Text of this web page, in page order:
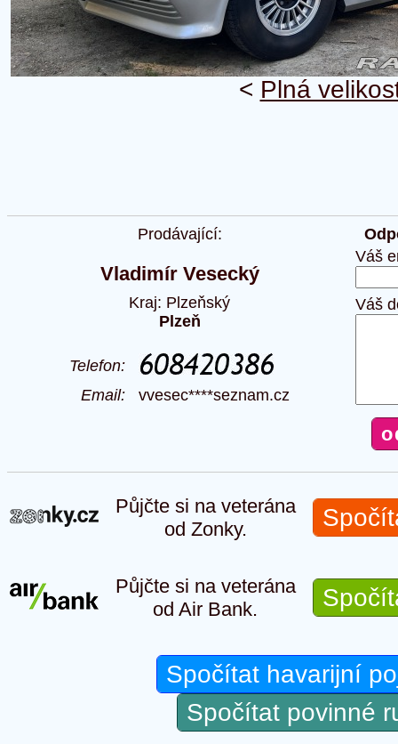
< Plná
Prodávající:
Vladimír Vesecký
Kraj: Plzeňský
Plzeň
Telefon:
Email: vvesec****seznam.cz
Váš
Váš
Půjčte si na veterána
od Zonky.
Půjčte si na veterána
od Air Bank.
Spočítat havarijní
Spočítat povinné